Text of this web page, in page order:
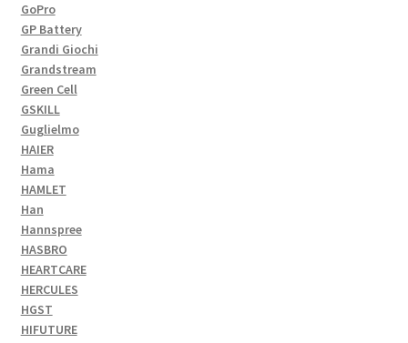
GoPro
GP Battery
Grandi Giochi
Grandstream
Green Cell
GSKILL
Guglielmo
HAIER
Hama
HAMLET
Han
Hannspree
HASBRO
HEARTCARE
HERCULES
HGST
HIFUTURE